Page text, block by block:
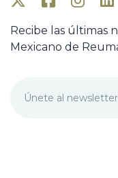
Recibe las últimas
Mexicano de